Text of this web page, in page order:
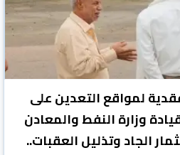
لمواقع التعدين على
وزارة النفط والمعادن
الجاد وتذليل العقبات..